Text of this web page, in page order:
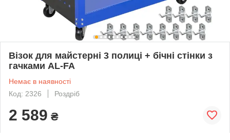
Візок для майстерні 3 полиці + бічні стінки з
гачками AL-FA
Немає в наявності
Код: 2326
Роздріб
2 589 ₴